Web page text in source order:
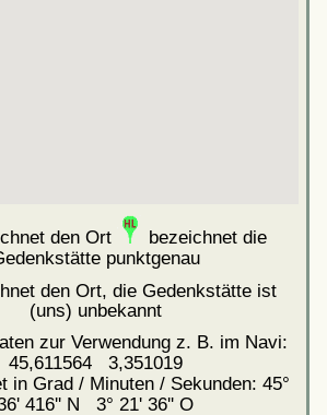
den Ort
bezeichnet die
punktgenau
den Ort, die Gedenkstätte ist
(uns) unbekannt
zur Verwendung z. B. im Navi:
45,611564 3,351019
in Grad / Minuten / Sekunden: 45°
416'' N 3° 21' 36'' O